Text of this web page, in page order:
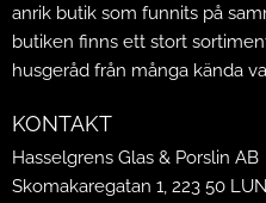
anrik butik som funnits på
butiken finns ett stort
husgeråd från många kända
KONTAKT
Hasselgrens Glas & Porslin AB
Skomakaregatan 1, 223 50